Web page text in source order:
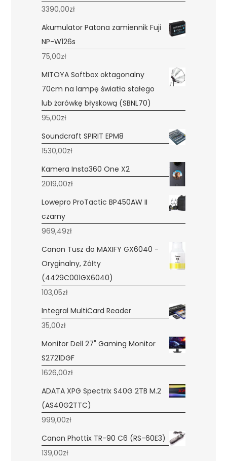
3390,00zł
Akumulator Patona zamiennik Fuji
NP-W126s
75,00zł
MITOYA Softbox oktagonalny
70cm na lampę światła stałego
lub żarówkę błyskową (SBNL70)
95,00zł
Soundcraft SPIRIT EPM8
1530,00zł
Kamera Insta360 One X2
2019,00zł
Lowepro ProTactic BP450AW II
czarny
969,49zł
Canon Tusz do MAXIFY GX6040 -
Oryginalny, Żółty
(4429C001GX6040)
103,05zł
Integral MultiCard Reader
35,00zł
Monitor Dell 27" Gaming Monitor
S2721DGF
1626,00zł
ADATA XPG Spectrix S40G 2TB M.2
(AS40G2TTC)
999,00zł
Canon Phottix TR-90 C6 (RS-60E3)
139,00zł